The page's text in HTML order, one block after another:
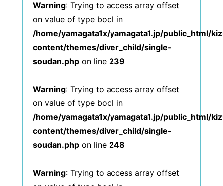
Warning: Trying to access array offset
on value of type bool in
/home/yamagata1x/yamagata1.jp/public_html/
content/themes/diver_child/single-
soudan.php on line 239
Warning: Trying to access array offset
on value of type bool in
/home/yamagata1x/yamagata1.jp/public_html/
content/themes/diver_child/single-
soudan.php on line 248
Warning: Trying to access array offset